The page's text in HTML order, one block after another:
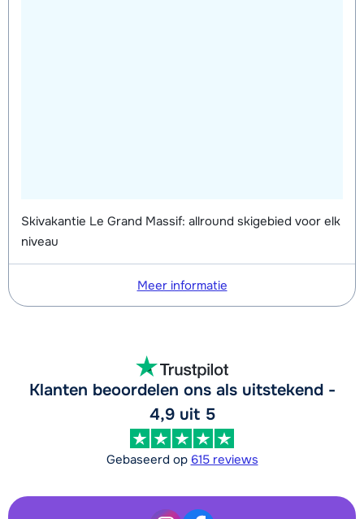
Skivakantie Le Grand Massif: allround skigebied voor elk
niveau
Meer informatie
Klanten beoordelen ons als uitstekend -
4,9 uit 5
Gebaseerd op 615 reviews